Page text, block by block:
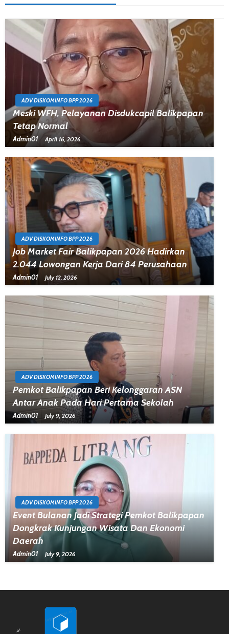
ADV DISKOMINFO BPP 2026
Meski WFH, Pelayanan Disdukcapil Balikpapan
Tetap Normal
Admin01 April 16, 2026
ADV DISKOMINFO BPP 2026
Job Market Fair Balikpapan 2026 Hadirkan
2.044 Lowongan Kerja Dari 84 Perusahaan
Admin01 July 12, 2026
ADV DISKOMINFO BPP 2026
Pemkot Balikpapan Beri Kelonggaran ASN
Antar Anak Pada Hari Pertama Sekolah
Admin01 July 9, 2026
ADV DISKOMINFO BPP 2026
Event Bulanan Jadi Strategi Pemkot Balikpapan
Dongkrak Kunjungan Wisata Dan Ekonomi
Daerah
Admin01 July 9, 2026